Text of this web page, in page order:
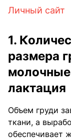
Личный сайт
1.
размера
лактация
Объем груди
ткани, а
обеспечивает